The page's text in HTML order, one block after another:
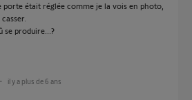
était réglée comme je la vois en photo,
se produire...?
il y a plus de 6 ans